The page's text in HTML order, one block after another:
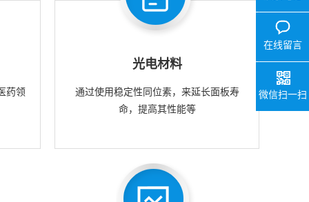
药领
光电材料
通过使用稳定性同位素，来延长面板寿
命，提高其性能等
在线留言
微信扫一扫